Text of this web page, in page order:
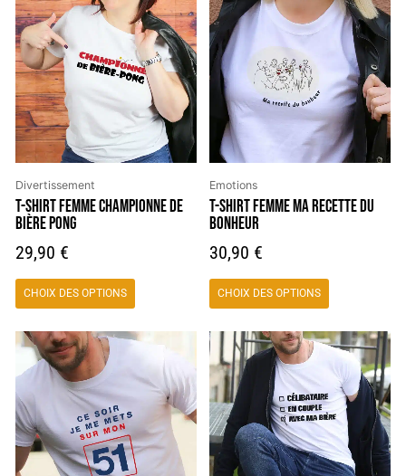
Divertissement
T-SHIRT FEMME CHAMPIONNE DE
BIÈRE PONG
29,90 €
CHOIX DES OPTIONS
produit
a
plusieurs
variations.
Les
options
peuvent
être
sur
Emotions
T-SHIRT FEMME MA RECETTE DU
BONHEUR
30,90 €
CHOIX DES OPTIONS
produit
plusieurs
variations.
Les
options
peuvent
être
sur
Ce
a
plusieurs
variations.
Les
options
Ce
produit
a
plusieurs
variations.
Les
options